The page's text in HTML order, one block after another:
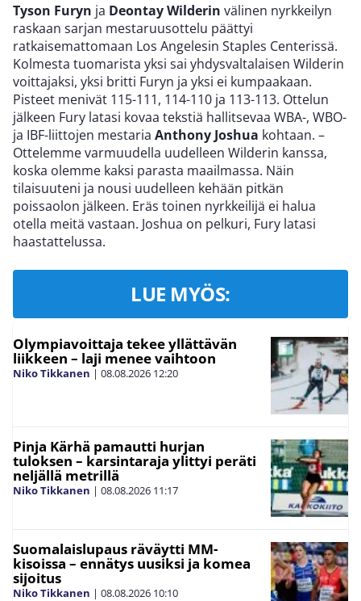
Tyson Furyn ja Deontay Wilderin välinen nyrkkeilyn
raskaan sarjan mestaruusottelu päättyi
ratkaisemattomaan Los Angelesin Staples Centerissä.
Kolmesta tuomarista yksi sai yhdysvaltalaisen Wilderin
voittajaksi, yksi britti Furyn ja yksi ei kumpaakaan.
Pisteet menivät 115-111, 114-110 ja 113-113. Ottelun
jälkeen Fury latasi kovaa tekstiä hallitsevaa WBA-, WBO-
ja IBF-liittojen mestaria Anthony Joshua kohtaan. –
Ottelemme varmuudella uudelleen Wilderin kanssa,
koska olemme kaksi parasta maailmassa. Näin
tilaisuuteni ja nousi uudelleen kehään pitkän
poissaolon jälkeen. Eräs toinen nyrkkeilijä ei halua
otella meitä vastaan. Joshua on pelkuri, Fury latasi
haastattelussa.
LUE MYÖS:
Olympiavoittaja tekee yllättävän
liikkeen – laji menee vaihtoon
Niko Tikkanen | 08.08.2026 12:20
Pinja Kärhä pamautti hurjan
tuloksen – karsintaraja ylittyi peräti
neljällä metrillä
Niko Tikkanen | 08.08.2026 11:17
Suomalaislupaus räväytti MM-
kisoissa – ennätys uusiksi ja komea
sijoitus
Niko Tikkanen | 08.08.2026 10:10